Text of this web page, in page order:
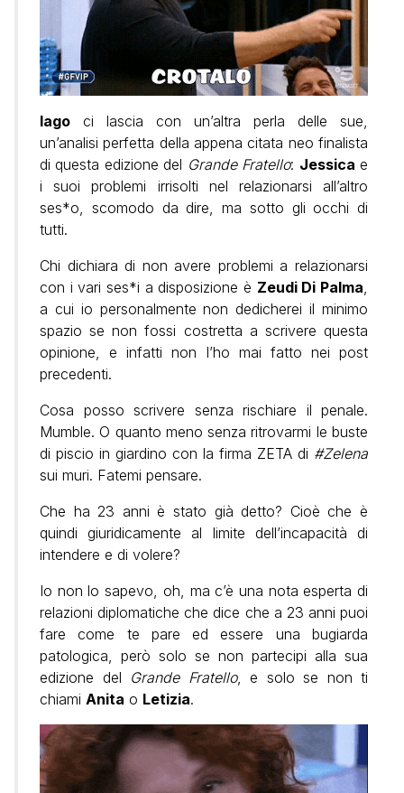
Iago ci lascia con un’altra perla delle sue,
un’analisi perfetta della appena citata neo finalista
di questa edizione del Grande Fratello: Jessica e
i suoi problemi irrisolti nel relazionarsi all’altro
ses*o, scomodo da dire, ma sotto gli occhi di
tutti.
Chi dichiara di non avere problemi a relazionarsi
con i vari ses*i a disposizione è Zeudi Di Palma
a cui io personalmente non dedicherei il minimo
spazio se non fossi costretta a scrivere questa
opinione, e infatti non l’ho mai fatto nei post
precedenti.
Cosa posso scrivere senza rischiare il penale.
Mumble. O quanto meno senza ritrovarmi le buste
di piscio in giardino con la firma ZETA di #Zelena
sui muri. Fatemi pensare.
Che ha 23 anni è stato già detto? Cioè che è
quindi giuridicamente al limite dell’incapacità di
intendere e di volere?
Io non lo sapevo, oh, ma c’è una nota esperta di
relazioni diplomatiche che dice che a 23 anni puoi
fare come te pare ed essere una bugiarda
patologica, però solo se non partecipi alla sua
edizione del Grande Fratello, e solo se non ti
chiami Anita o Letizia.